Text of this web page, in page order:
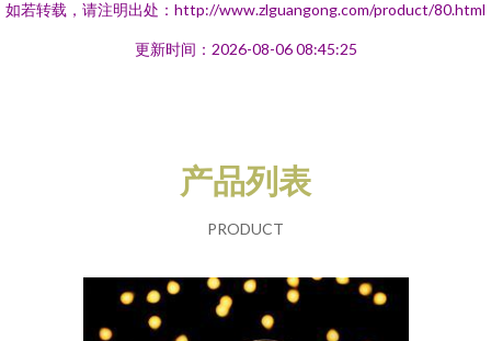
如若转载，请注明出处：http://www.zlguangong.com/product/80.html
更新时间：2026-08-06 08:45:25
产品列表
PRODUCT